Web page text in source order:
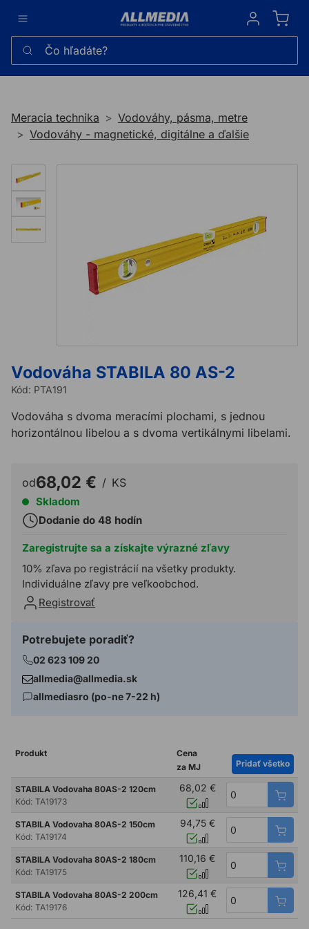
Sign in
Čo hľadáte?
Meracia technika
Vodováhy, pásma, metre
Vodováhy - magnetické, digitálne a ďalšie
Vodováha STABILA 80 AS-2
Kód: PTA191
Vodováha s dvoma meracími plochami, s jednou
horizontálnou libelou a s dvoma vertikálnymi libelami.
od68,02 € / KS
Skladom
Dodanie do 48 hodín
Zaregistrujte sa a získajte výrazné zľavy
10% zľava po registrácií na všetky produkty.
Individuálne zľavy pre veľkoobchod.
Registrovať
Potrebujete poradiť?
02 623 109 20
allmedia@allmedia.sk
allmediasro (po-ne 7-22 h)
Produkt
Cena
za MJ
Pridať všetko
STABILA Vodovaha 80AS-2 120cm
Kód: TA19173
68,02 €
STABILA Vodovaha 80AS-2 150cm
Kód: TA19174
94,75 €
STABILA Vodovaha 80AS-2 180cm
Kód: TA19175
110,16 €
STABILA Vodovaha 80AS-2 200cm
Kód: TA19176
126,41 €